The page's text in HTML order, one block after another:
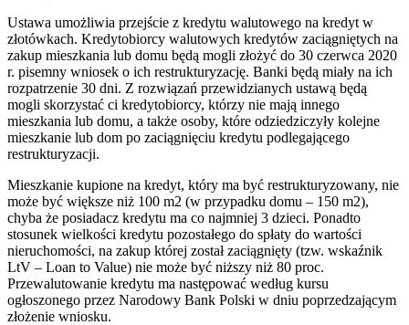
Ustawa umożliwia przejście z kredytu walutowego na kredyt w
złotówkach. Kredytobiorcy walutowych kredytów zaciągniętych na
zakup mieszkania lub domu będą mogli złożyć do 30 czerwca 2020
r. pisemny wniosek o ich restrukturyzację. Banki będą miały na ich
rozpatrzenie 30 dni. Z rozwiązań przewidzianych ustawą będą
mogli skorzystać ci kredytobiorcy, którzy nie mają innego
mieszkania lub domu, a także osoby, które odziedziczyły kolejne
mieszkanie lub dom po zaciągnięciu kredytu podlegającego
restrukturyzacji.
Mieszkanie kupione na kredyt, który ma być restrukturyzowany, nie
może być większe niż 100 m2 (w przypadku domu – 150 m2),
chyba że posiadacz kredytu ma co najmniej 3 dzieci. Ponadto
stosunek wielkości kredytu pozostałego do spłaty do wartości
nieruchomości, na zakup której został zaciągnięty (tzw. wskaźnik
LtV – Loan to Value) nie może być niższy niż 80 proc.
Przewalutowanie kredytu ma następować według kursu
ogłoszonego przez Narodowy Bank Polski w dniu poprzedzającym
złożenie wniosku.